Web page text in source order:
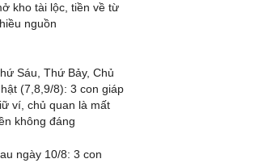
kho tài lộc, tiền về từ
nguồn
Sáu, Thứ Bảy, Chủ
(7,8,9/8): 3 con giáp
ví, chủ quan là mất
không đáng
ngày 10/8: 3 con